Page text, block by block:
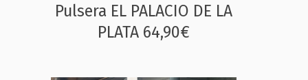
Pulsera EL PALACIO DE LA
PLATA 64,90€